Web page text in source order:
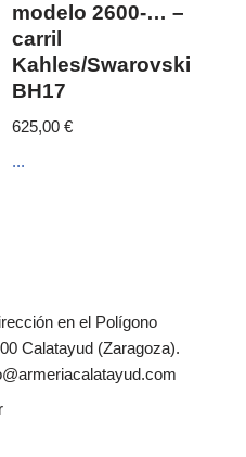
modelo 2600-… –
carril
Kahles/Swarovski
BH17
625,00€
...
en el Polígono
Calatayud (Zaragoza).